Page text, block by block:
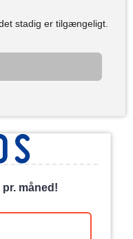
stadig er tilgængeligt.
pr. måned!